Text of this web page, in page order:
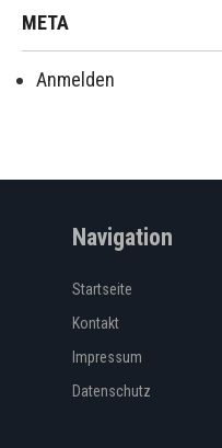
META
Anmelden
Navigation
Startseite
Kontakt
Impressum
Datenschutz